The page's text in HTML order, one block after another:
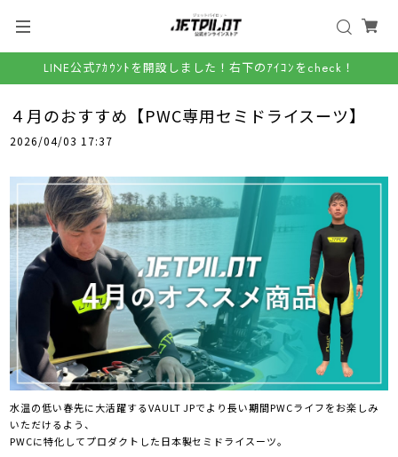
LINE公式ｱｶｳﾝﾄを開設しました！右下のｱｲｺﾝをcheck！
４月のおすすめ【PWC専用セミドライスーツ】
2026/04/03 17:37
水温の低い春先に大活躍するVAULT JPでより長い期間PWCライフをお楽しみ
いただけるよう、
PWCに特化してプロダクトした日本製セミドライスーツ。